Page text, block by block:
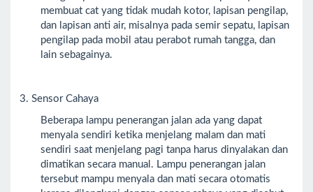
membuat cat yang tidak mudah kotor, lapisan pengilap,
dan lapisan anti air, misalnya pada semir sepatu, lapisan
pengilap pada mobil atau perabot rumah tangga, dan
lain sebagainya.
3. Sensor Cahaya
Beberapa lampu penerangan jalan ada yang dapat
menyala sendiri ketika menjelang malam dan mati
sendiri saat menjelang pagi tanpa harus dinyalakan dan
dimatikan secara manual. Lampu penerangan jalan
tersebut mampu menyala dan mati secara otomatis